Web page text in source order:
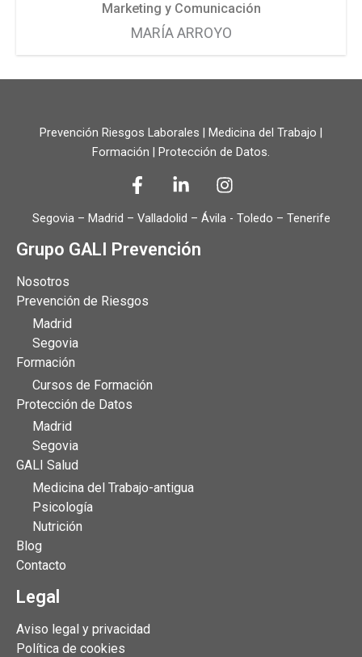
Marketing y Comunicación
MARÍA ARROYO
Prevención Riesgos Laborales | Medicina del Trabajo |
Formación | Protección de Datos.
Segovia – Madrid – Valladolid – Ávila - Toledo – Tenerife
Grupo GALI Prevención
Nosotros
Prevención de Riesgos
Madrid
Segovia
Formación
Cursos de Formación
Protección de Datos
Madrid
Segovia
GALI Salud
Medicina del Trabajo-antigua
Psicología
Nutrición
Blog
Contacto
Legal
Aviso legal y privacidad
Política de cookies